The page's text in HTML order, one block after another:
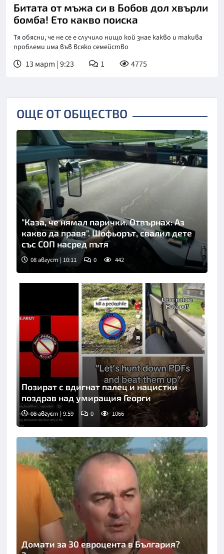
Битата от мъжа си в Бобов дол хвърли
бомба! Ето какво поиска
Тя обясни, че не се е случило нищо кой знае какво и такива
проблеми има във всяко семейство
13 март | 9:23 1 4775
ОЩЕ ОТ ОБЩЕСТВО
"Каза, че нямал парички. Отвърнах: Аз
какво да правя". Шофьорът, свалил дете
със СОП насред пътя
08 август | 10:11 0 442
Позират с вдигнат палец и нацистки
поздрав над умиращия Георги
08 август | 9:59 0 1066
Домати за 30 евроцента в България?